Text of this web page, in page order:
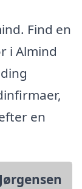
Find en
i Almind
en